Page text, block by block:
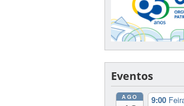
Eventos
AGO 9:00